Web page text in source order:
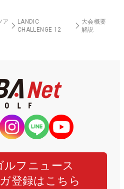
ア
LANDIC
CHALLENGE 12
大会概要
解説
ルフニュース
登録はこちら